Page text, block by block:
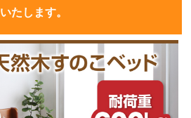
いたします。